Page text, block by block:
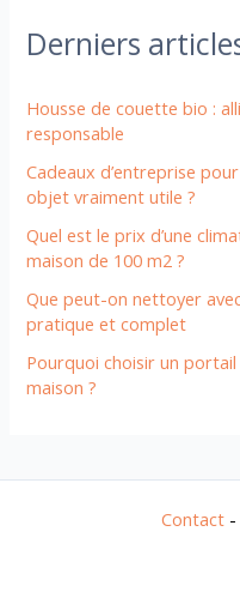
Derniers
Housse de couette bio :
responsable
Cadeaux d’entreprise
objet vraiment utile ?
Quel est le prix d’une
maison de 100 m2 ?
Que peut-on nettoyer
pratique et complet
Pourquoi choisir un
maison ?
Contact-